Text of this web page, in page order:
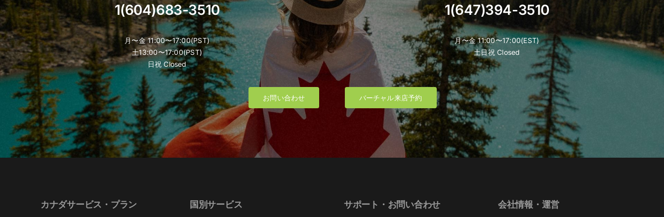
product
page
product
page
product
page
product
page
1(604)683-3510
月〜金 11:00〜17:00(PST)
土13:00〜17:00(PST)
日祝 Closed
1(647)394-3510
月〜金 11:00〜17:00(EST)
土日祝 Closed
お問い合わせ バーチャル来店予約
カナダサービス・プラン 国別サービス サポート・お問い合わせ 会社情報・運営